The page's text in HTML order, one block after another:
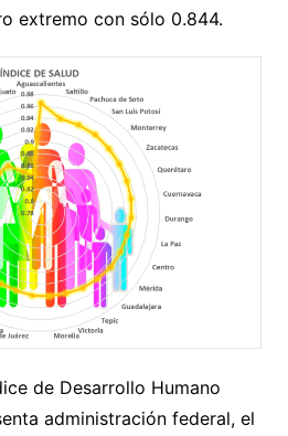
extremo con sólo 0.844.
de Desarrollo Humano
administración federal, el